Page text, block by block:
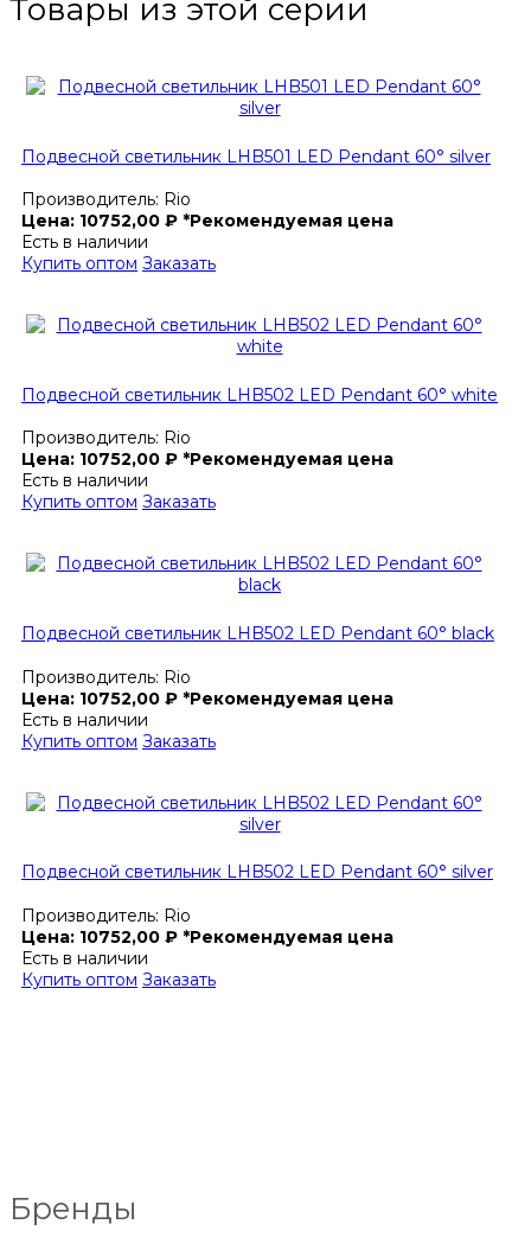
Товары из этой серии
Подвесной светильник LHB501 LED Pendant 60° silver
Производитель: Rio
Цена: 10752,00 ₽ *Рекомендуемая цена
Есть в наличии
Купить оптом Заказать
Подвесной светильник LHB502 LED Pendant 60° white
Производитель: Rio
Цена: 10752,00 ₽ *Рекомендуемая цена
Есть в наличии
Купить оптом Заказать
Подвесной светильник LHB502 LED Pendant 60° black
Производитель: Rio
Цена: 10752,00 ₽ *Рекомендуемая цена
Есть в наличии
Купить оптом Заказать
Подвесной светильник LHB502 LED Pendant 60° silver
Производитель: Rio
Цена: 10752,00 ₽ *Рекомендуемая цена
Есть в наличии
Купить оптом Заказать
Бренды